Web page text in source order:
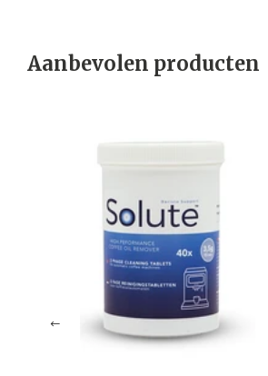
Aanbevolen producten
Reinigingstabletten